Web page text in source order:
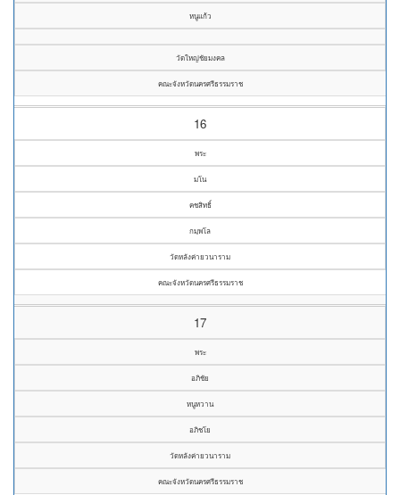
หนูแก้ว
วัดใหญ่ชัยมงคล
คณะจังหวัดนครศรีธรรมราช
16
พระ
มโน
คชสิทธิ์
กมฺพโล
วัดหลังค่ายวนาราม
คณะจังหวัดนครศรีธรรมราช
17
พระ
อภิชัย
หนูหวาน
อภิชโย
วัดหลังค่ายวนาราม
คณะจังหวัดนครศรีธรรมราช